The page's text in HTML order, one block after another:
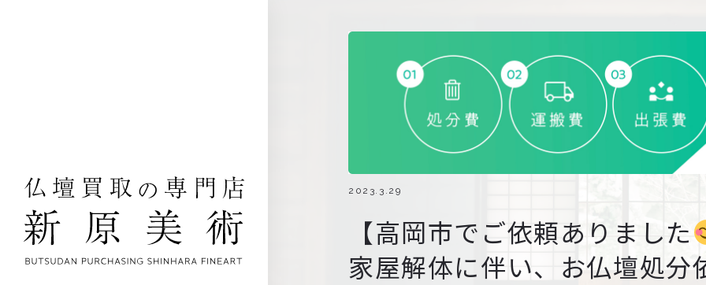
2023.3.29
【高岡市でご依頼ありました
家屋解体に伴い、お仏壇処分